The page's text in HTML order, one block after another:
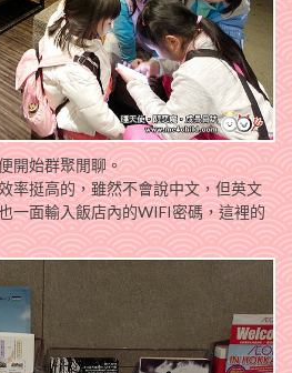
開始群聚閒聊。
率挺高的，雖然不會說中文，但英文
一面輸入飯店內的WIFI密碼，這裡的